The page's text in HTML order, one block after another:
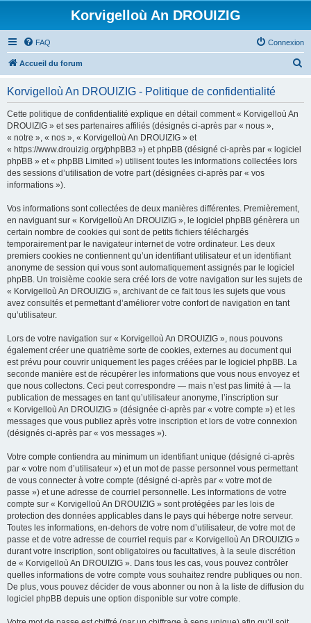
Korvigelloù An DROUIZIG
FAQ Connexion
Accueil du forum
Korvigelloù An DROUIZIG - Politique de confidentialité
Cette politique de confidentialité explique en détail comment « Korvigelloù An
DROUIZIG » et ses partenaires affiliés (désignés ci-après par « nous »,
« notre », « nos », « Korvigelloù An DROUIZIG » et
« https://www.drouizig.org/phpBB3 ») et phpBB (désigné ci-après par « logiciel
phpBB » et « phpBB Limited ») utilisent toutes les informations collectées lors
des sessions d’utilisation de votre part (désignées ci-après par « vos
informations »).
Vos informations sont collectées de deux manières différentes. Premièrement,
en naviguant sur « Korvigelloù An DROUIZIG », le logiciel phpBB génèrera un
certain nombre de cookies qui sont de petits fichiers téléchargés
temporairement par le navigateur internet de votre ordinateur. Les deux
premiers cookies ne contiennent qu’un identifiant utilisateur et un identifiant
anonyme de session qui vous sont automatiquement assignés par le logiciel
phpBB. Un troisième cookie sera créé lors de votre navigation sur les sujets de
« Korvigelloù An DROUIZIG », archivant de ce fait tous les sujets que vous
avez consultés et permettant d’améliorer votre confort de navigation en tant
qu’utilisateur.
Lors de votre navigation sur « Korvigelloù An DROUIZIG », nous pouvons
également créer une quatrième sorte de cookies, externes au document qui
est prévu pour couvrir uniquement les pages créées par le logiciel phpBB. La
seconde manière est de récupérer les informations que vous nous envoyez et
que nous collectons. Ceci peut correspondre — mais n’est pas limité à — la
publication de messages en tant qu’utilisateur anonyme, l’inscription sur
« Korvigelloù An DROUIZIG » (désignée ci-après par « votre compte ») et les
messages que vous publiez après votre inscription et lors de votre connexion
(désignés ci-après par « vos messages »).
Votre compte contiendra au minimum un identifiant unique (désigné ci-après
par « votre nom d’utilisateur ») et un mot de passe personnel vous permettant
de vous connecter à votre compte (désigné ci-après par « votre mot de
passe ») et une adresse de courriel personnelle. Les informations de votre
compte sur « Korvigelloù An DROUIZIG » sont protégées par les lois de
protection des données applicables dans le pays qui héberge notre serveur.
Toutes les informations, en-dehors de votre nom d’utilisateur, de votre mot de
passe et de votre adresse de courriel requis par « Korvigelloù An DROUIZIG »
durant votre inscription, sont obligatoires ou facultatives, à la seule discrétion
de « Korvigelloù An DROUIZIG ». Dans tous les cas, vous pouvez contrôler
quelles informations de votre compte vous souhaitez rendre publiques ou non.
De plus, vous pouvez décider de vous abonner ou non à la liste de diffusion du
logiciel phpBB depuis une option disponible sur votre compte.